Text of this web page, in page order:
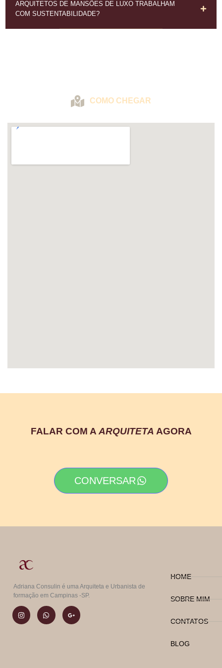
ARQUITETOS DE MANSÕES DE LUXO TRABALHAM
COM SUSTENTABILIDADE?
COMO CHEGAR
FALAR COM AARQUITETA AGORA
CONVERSAR
Adriana Consulin é uma Arquiteta e Urbanista de
formação em Campinas -SP.
HOME
SOBRE MIM
CONTATOS
BLOG